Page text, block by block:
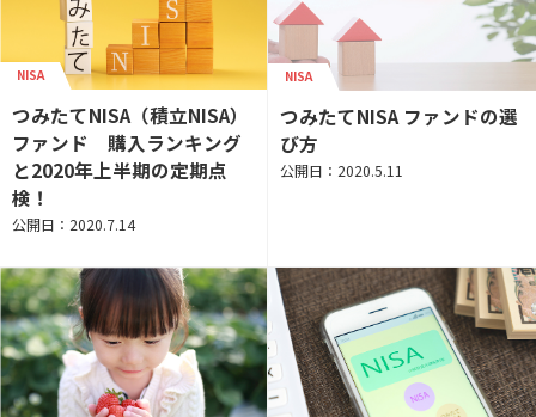
NISA
つみたてNISA（積立NISA）
ファンド 購入ランキング
と2020年上半期の定期点
検！
公開日：2020.7.14
NISA
つみたてNISA ファンドの選
び方
公開日：2020.5.11